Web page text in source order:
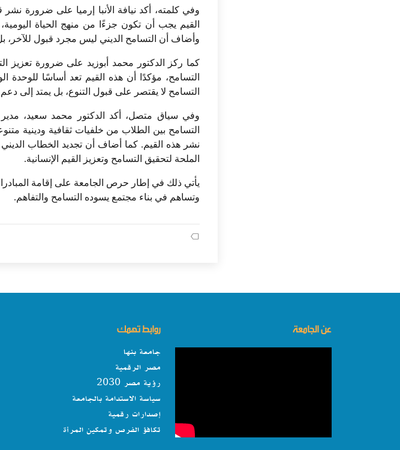
وفي كلمته، أكد نيافة الأنبا إرميا على ضرورة
القيم يجب أن تكون جزءًا من منهج الحياة
وأضاف أن التسامح الديني ليس مجرد قبول للآخر،
كما ركز الدكتور محمد أبوزيد على ضرورة تعزيز
التسامح، مؤكدًا أن هذه القيم تعد أساسًا للوحدة
التسامح لا يقتصر على قبول التنوع، بل يمتد إلى
وفي سياق متصل، أكد الدكتور محمد سعيد، مدير
التسامح بين الطلاب من خلفيات ثقافية ودينية
نشر هذه القيم. كما أضاف أن تجديد الخطاب
الملحة لتحقيق التسامح وتعزيز القيم الإنسانية.
يأتي ذلك في إطار حرص الجامعة على إقامة
وتساهم في بناء مجتمع يسوده التسامح والتفاهم.
عن الجامعة روابط تهمك
جامعة بنها
مصر الرقمية
رؤية مصر 2030
سياسة الاستدامة بالجامعة
إصدارات رقمية
تكافؤ الفرص وتمكين المرأة